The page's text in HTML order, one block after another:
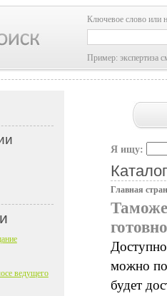
Ключевое слово или
Пример: экспертиза
Я ищу:
Главная
можно
будет
ведущего